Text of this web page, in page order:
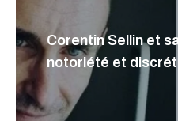
Corentin Sellin et
notoriété et